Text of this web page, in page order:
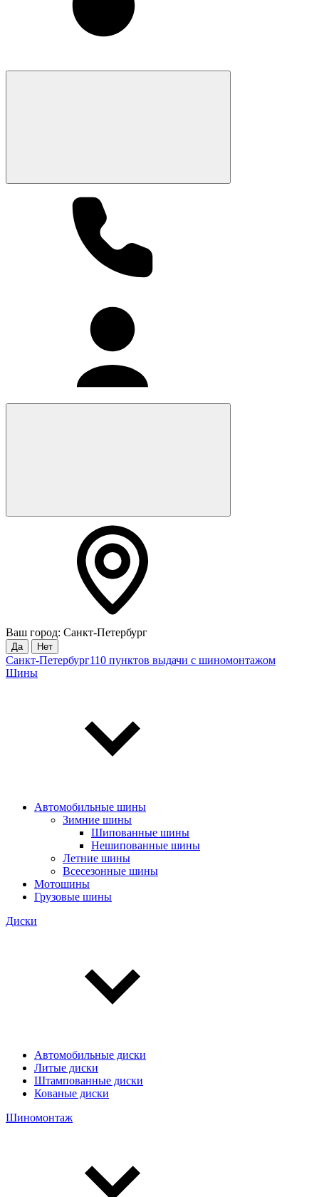
Ваш город: Санкт-Петербург
Да Нет
Санкт-Петербург110 пунктов выдачи с шиномонтажом
Шины
Автомобильные шины
Зимние шины
Шипованные шины
Нешипованные шины
Летние шины
Всесезонные шины
Мотошины
Грузовые шины
Диски
Автомобильные диски
Литые диски
Штампованные диски
Кованые диски
Шиномонтаж